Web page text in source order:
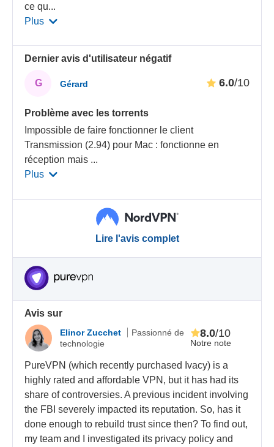
ce qu...
Plus
Dernier avis d'utilisateur négatif
G Gérard 6.0/10
Problème avec les torrents
Impossible de faire fonctionner le client
Transmission (2.94) pour Mac : fonctionne en
réception mais ...
Plus
Lire l'avis complet
Avis sur
Elinor Zucchet
Passionné de
technologie
Notre note
8.0/10
PureVPN (which recently purchased Ivacy) is a
highly rated and affordable VPN, but it has had its
share of controversies. A previous incident involving
the FBI severely impacted its reputation. So, has it
done enough to rebuild trust since then? To find out,
my team and I investigated its privacy policy and